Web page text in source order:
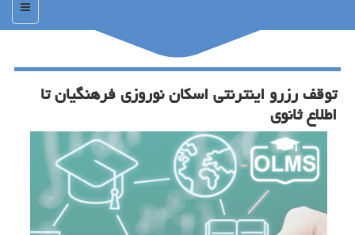
منو
توقف رزرو اینترنتی اسكان نوروزی فرهنگیان تا
اطلاع ثانوی